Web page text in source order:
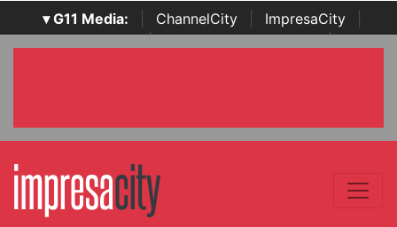
▾ G11 Media: ChannelCity ImpresaCity
SecurityOpenLab | Italian Channel Awards | Italian